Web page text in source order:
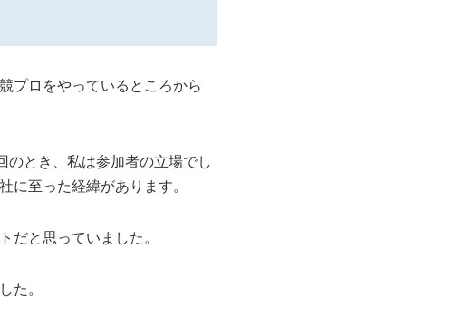
プロをやっているところから
のとき、私は参加者の立場でし
に至った経緯があります。
だと思っていました。
た。